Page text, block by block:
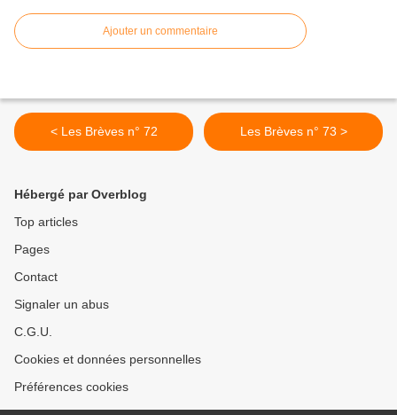
Ajouter un commentaire
< Les Brèves n° 72 Les Brèves n° 73 >
Hébergé par Overblog
Top articles
Pages
Contact
Signaler un abus
C.G.U.
Cookies et données personnelles
Préférences cookies